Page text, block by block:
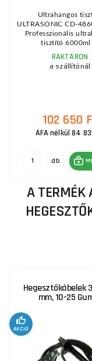
Ultrahangos
ULTRASONIC CD-
Professzionális
tisztító 6000ml
RAKTÁRON
a szállítónál
102 650
ÁFA nélkül 84
db
A TERMÉK
Hegesztőkábelek
mm, 10-25
AKCIÓ